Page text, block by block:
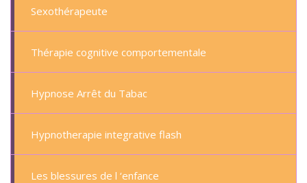
Sexothérapeute
Thérapie cognitive comportementale
Hypnose Arrêt du Tabac
Hypnotherapie integrative flash
Les blessures de l ‘enfance